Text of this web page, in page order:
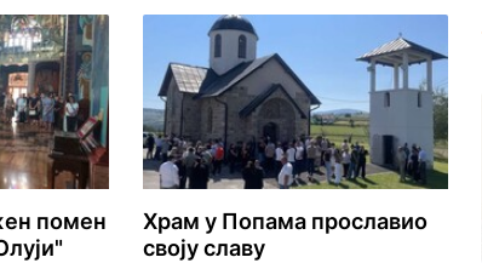
помен
Храм у Попама прославио
своју славу